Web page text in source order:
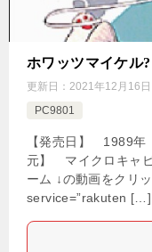
ホワッツマイケル?
更新日： 2021年12月16日
PC9801
【発売日】 1989年
元】 マイクロキャ
ーム ↓の動画をクリ
service=”rakuten […]